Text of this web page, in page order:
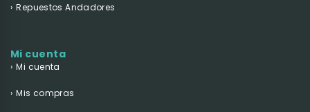
Repuestos Andadores
Mi cuenta
Mi cuenta
Mis compras